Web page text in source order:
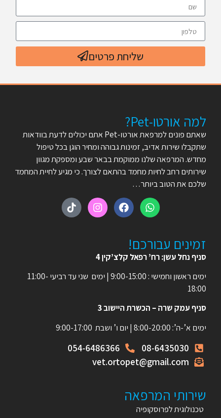
שליחת פרטים
למה אורטו-Pet?
שאתם פונים למרפאת אורטו-Pet אתם יכולים לדעת בוודאות
שתקבלו שירות אדיב, זמינות גבוהה ומחיר הוגן בכל טיפול
מחדש. המרפאה שלנו ממוקמת בבאר שבע ומספקת מגוון
שירותים רחב לחיות מחמד בהתאם לצורך. כי מגיע לחיית המחמד
שלכם את הטוב ביותר…
זמינים עבורכם!
סניף נחל עשן: רח’ רפאל קלצ’קין 4
ימים ראשון וחמישי : 9:00-15:00 | ימים שני עד רביעי 11:00-
18:00
סניף עמק שרה – הכשרת היישוב 3
ימים א’-ה’: 8:00-20:00 | יום ו’ ושבת 9:00-17:00
08-6435030
054-6486366
vet.ortopet@gmail.com
שירותי המרפאה
טכנולוגית לפרוסקופיה